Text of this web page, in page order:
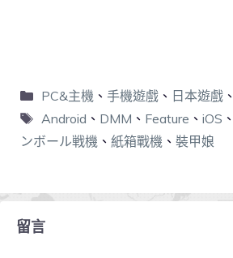
PC&主機、 手機遊戲、 日本遊戲、
Android 、 DMM 、 Feature 、 iOS 、
ンボール戦機 、 紙箱戰機 、 裝甲娘
留言